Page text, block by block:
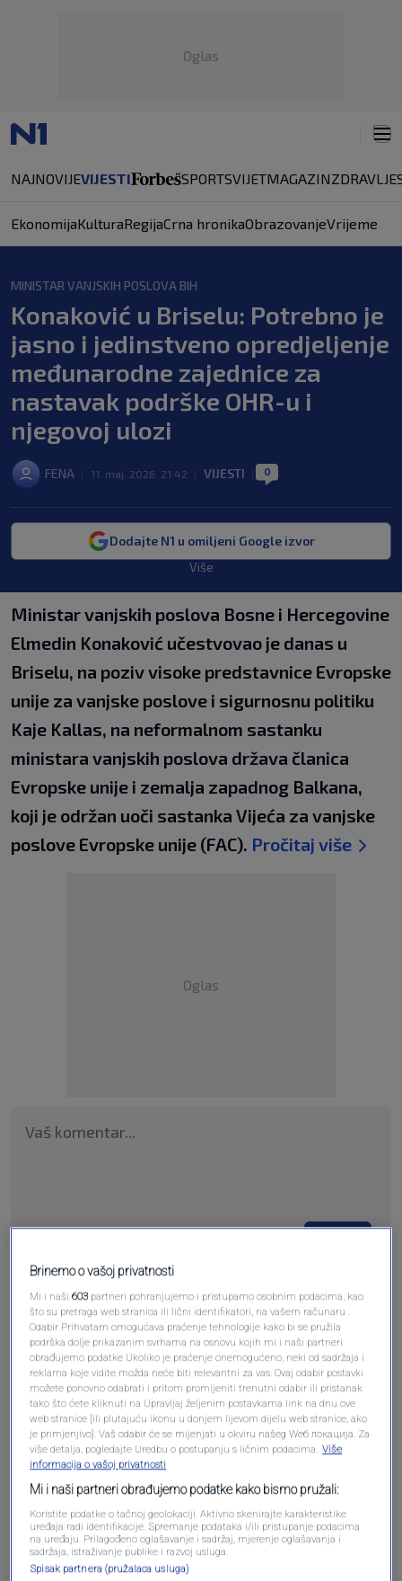
Oglas
NAJNOVIJEVIJESTI SPORTSVIJETMAGAZINZDRAVLJE
EkonomijaKulturaRegijaCrna hronikaObrazovanjeVrijeme
MINISTAR VANJSKIH POSLOVA BIH
Konaković u Briselu: Potrebno je
jasno i jedinstveno opredjeljenje
međunarodne zajednice za
nastavak podrške OHR-u i
njegovoj ulozi
FENA 11. maj. 2026. 21:42 VIJESTI 0
Dodajte N1 u omiljeni Google izvor
Više
Ministar vanjskih poslova Bosne i Hercegovine
Elmedin Konaković učestvovao je danas u
Briselu, na poziv visoke predstavnice Evropske
unije za vanjske poslove i sigurnosnu politiku
Kaje Kallas, na neformalnom sastanku
ministara vanjskih poslova država članica
Evropske unije i zemalja zapadnog Balkana,
koji je održan uoči sastanka Vijeća za vanjske
poslove Evropske unije (FAC). Pročitaj više
Oglas
Pošalji komentar
Oglas
Brinemo o vašoj privatnosti
Mi i naši603 partneri pohranjujemo i pristupamo osobnim podacima, kao
što su pretraga web stranica ili lični identifikatori, na vašem računaru .
Odabir Prihvatam omogućava praćenje tehnologije kako bi se pružila
podrška dolje prikazanim svrhama na osnovu kojih mi i naši partneri
obrađujemo podatke Ukoliko je praćenje onemogućeno, neki od sadržaja i
reklama koje vidite možda neće biti relevantni za vas. Ovaj odabir postavki
možete ponovno odabrati i pritom promijeniti trenutni odabir ili pristanak
tako što ćete kliknuti na Upravljaj željenim postavkama link na dnu ove
web stranice [ili plutajuću ikonu u donjem lijevom dijelu web stranice, ako
je primjenjivo]. Vaš odabir će se mijenjati u okviru našeg Wеб локација. Za
više detalja, pogledajte Uredbu o postupanju s ličnim podacima. Više
informacija o vašoj privatnosti
Mi i naši partneri obrađujemo podatke kako bismo pružali:
Koristite podatke o tačnoj geolokaciji. Aktivno skenirajte karakteristike
uređaja radi identifikacije. Spremanje podataka i/ili pristupanje podacima
na uređaju. Prilagođeno oglašavanje i sadržaj, mjerenje oglašavanja i
sadržaja, istraživanje publike i razvoj usluga.
Spisak partnera (pružalaca usluga)